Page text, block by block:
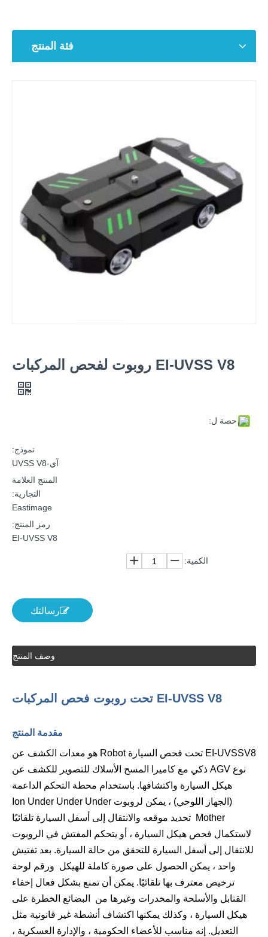
فئة المنتج
EI-UVSS V8 روبوت لفحص المركبات
حصة ل:
نموذج:
آي-UVSS V8
المنتج العلامة
التجارية:
Eastimage
رمز المنتج:
EI-UVSS V8
الكمية:
رسالتك
وصف المنتج
EI-UVSS V8 تحت روبوت فحص المركبات
مقدمة المنتج
EI-UVSSV8 تحت فحص السيارة Robot هو معدات الكشف عن
نوع AGV ذكي مع كاميرا المسح الأسلاك للتصوير للكشف عن
هيكل السيارة واكتشافها. باستخدام محطة التحكم الداعمة
(الجهاز اللوحي) ،
يمكن لروبوت Ion Under Under Under
Mother تحديد موقعه والانتقال إلى أسفل السيارة تلقائيًا
لاستكمال فحص هيكل السيارة ، أو يتحكم المفتش في الروبوت
للانتقال إلى أسفل السيارة للتحقق من حالة السيارة. بعد تفتيش
واحد ، يمكن الحصول على صورة كاملة للهيكل ورقم لوحة
ترخيص معترف بها تلقائيًا. يمكن أن تمنع بشكل فعال إخفاء
القنابل والأسلحة والمخدرات وغيرها من البضائع الخطرة على
هيكل السيارة ، وكذلك يمكنها اكتشاف أنشطة غير قانونية مثل
التعديل. إنه مناسب للأعضاء الحكومية ، والإدارة العسكرية ،